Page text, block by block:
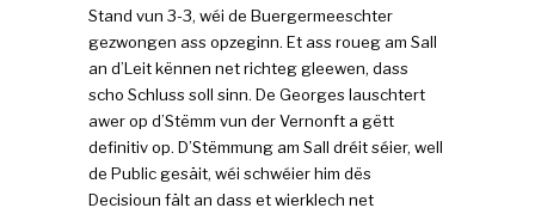
Stand vun 3-3, wéi de Buergermeeschter
gezwongen ass opzeginn. Et ass roueg am Sall
an d’Leit kënnen net richteg gleewen, dass
scho Schluss soll sinn. De Georges lauschtert
awer op d’Stëmm vun der Vernonft a gëtt
definitiv op. D’Stëmmung am Sall dréit séier, well
de Public gesäit, wéi schwéier him dës
Decisioun fält an dass et wierklech net